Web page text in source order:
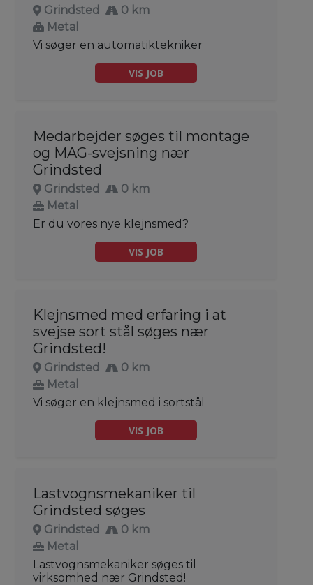
Grindsted
0 km
Metal
Vi søger en automatiktekniker
VIS JOB
Medarbejder søges til montage
og MAG-svejsning nær
Grindsted
Grindsted
0 km
Metal
Er du vores nye klejnsmed?
VIS JOB
Klejnsmed med erfaring i at
svejse sort stål søges nær
Grindsted!
Grindsted
0 km
Metal
Vi søger en klejnsmed i sortstål
VIS JOB
Lastvognsmekaniker til
Grindsted søges
Grindsted
0 km
Metal
Lastvognsmekaniker søges til
virksomhed nær Grindsted!